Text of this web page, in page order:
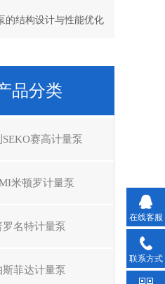
的结构设计与性能优化
品分类
赛高计量泵
米顿罗计量泵
罗名特计量泵
斯菲达计量泵
在线客服
联系方式